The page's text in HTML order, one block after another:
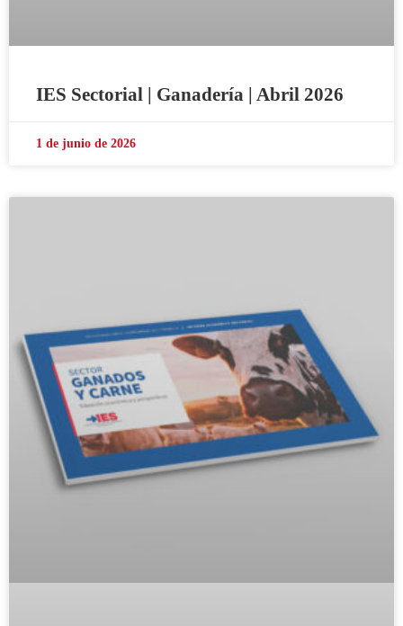
IES Sectorial | Ganadería | Abril 2026
1 de junio de 2026